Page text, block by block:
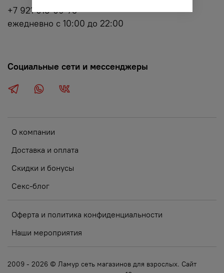
О компании
Доставка и оплата
Скидки и бонусы
Секс-блог
Оферта и политика конфиденциальности
Наши мероприятия
+7 921 013-09-75
ежедневно с 10:00 до 22:00
Социальные сети и мессенджеры
2009 - 2026 © Ламур сеть магазинов для взрослых. Сайт